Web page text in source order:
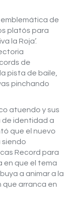
emblemática de
platós para
la Roja’.
de
pista de baile,
pinchando
atuendo y sus
de identidad a
que el nuevo
siendo
Record para
en que el tema
a animar a la
que arranca en